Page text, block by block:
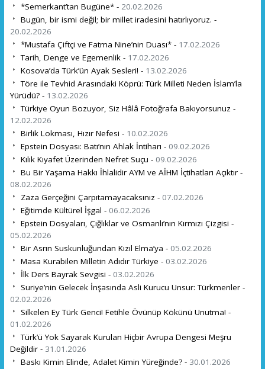
*Semerkant’tan Bugüne* - 20.02.2026
Bugün, bir ismi değil; bir millet iradesini hatırlıyoruz. -
20.02.2026
*Mustafa Çiftçi ve Fatma Nine’nin Duası* - 17.02.2026
Tarih, Denge ve Egemenlik - 17.02.2026
Kosova’da Türk’ün Ayak Sesleri! - 13.02.2026
Töre ile Tevhid Arasındaki Köprü: Türk Milleti Neden İslam’la
Yürüdü? - 13.02.2026
Türkiye Oyun Bozuyor, Siz Hâlâ Fotoğrafa Bakıyorsunuz -
12.02.2026
Birlik Lokması, Hızır Nefesi - 10.02.2026
Epstein Dosyası: Batı’nın Ahlak İntiharı - 09.02.2026
Kılık Kıyafet Üzerinden Nefret Suçu - 09.02.2026
Bu Bir Yaşama Hakkı İhlalidir AYM ve AİHM İçtihatları Açıktır -
08.02.2026
Zaza Gerçeğini Çarpıtamayacaksınız - 07.02.2026
Eğitimde Kültürel İşgal - 06.02.2026
Epstein Dosyaları, Çığlıklar ve Osmanlı’nın Kırmızı Çizgisi -
05.02.2026
Bir Asrın Suskunluğundan Kızıl Elma’ya - 05.02.2026
Masa Kurabilen Milletin Adıdır Türkiye - 03.02.2026
İlk Ders Bayrak Sevgisi - 03.02.2026
Suriye’nin Gelecek İnşasında Asli Kurucu Unsur: Türkmenler -
02.02.2026
Silkelen Ey Türk Genci! Fetihle Övünüp Kökünü Unutma! -
01.02.2026
Türk’ü Yok Sayarak Kurulan Hiçbir Avrupa Dengesi Meşru
Değildir - 31.01.2026
Baskı Kimin Elinde, Adalet Kimin Yüreğinde? - 30.01.2026